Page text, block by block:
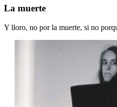
La
La muerte
Y lloro, no por la muerte, si no